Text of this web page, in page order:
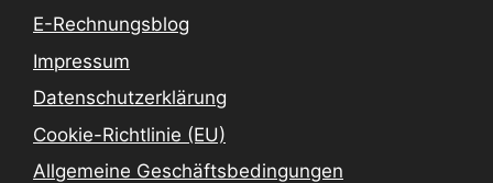
E-Rechnungsblog
Impressum
Datenschutzerklärung
Cookie-Richtlinie (EU)
Allgemeine Geschäftsbedingungen